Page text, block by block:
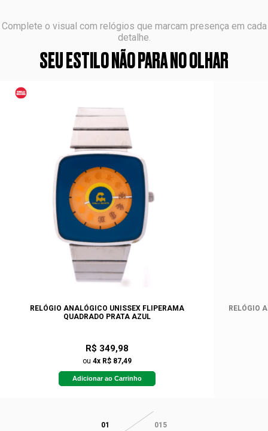
Complete o visual com relógios que marcam presença em cada
detalhe.
SEU ESTILO NÃO PARA NO OLHAR
RELÓGIO ANALÓGICO UNISSEX FLIPERAMA
QUADRADO PRATA AZUL
R$ 349,98
ou 4x R$ 87,49
Adicionar ao Carrinho
RELÓGIO
01 015